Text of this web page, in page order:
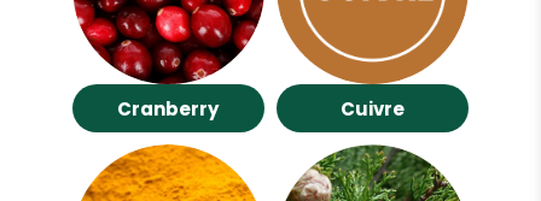
Cranberry Cuivre